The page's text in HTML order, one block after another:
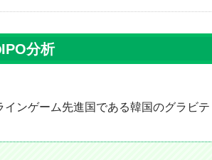
分析
ンゲーム先進国である韓国のグラビ